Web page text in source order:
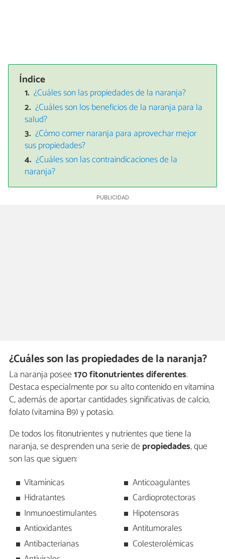
Índice
¿Cuáles son las propiedades de la naranja?
¿Cuáles son los beneficios de la naranja para la
salud?
¿Cómo comer naranja para aprovechar mejor
sus propiedades?
¿Cuáles son las contraindicaciones de la
naranja?
¿Cuáles son las propiedades de la naranja?
La naranja posee170 fitonutrientes diferentes.
Destaca especialmente por su alto contenido en vitamina
C, además de aportar cantidades significativas de calcio,
folato (vitamina B9) y potasio.
De todos los fitonutrientes y nutrientes que tiene la
naranja, se desprenden una serie depropiedades, que
son las que siguen:
Vitamínicas
Hidratantes
Inmunoestimulantes
Antioxidantes
Antibacterianas
Anticoagulantes
Cardioprotectoras
Hipotensoras
Antitumorales
Colesterolémicas